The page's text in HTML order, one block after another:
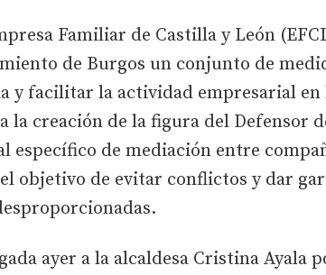
Familiar de Castilla y León
de Burgos un conjunto de
y facilitar la actividad empresarial en
la creación de la figura del Defensor
específico de mediación entre
objetivo de evitar conflictos y dar
ayer a la alcaldesa Cristina Ayala